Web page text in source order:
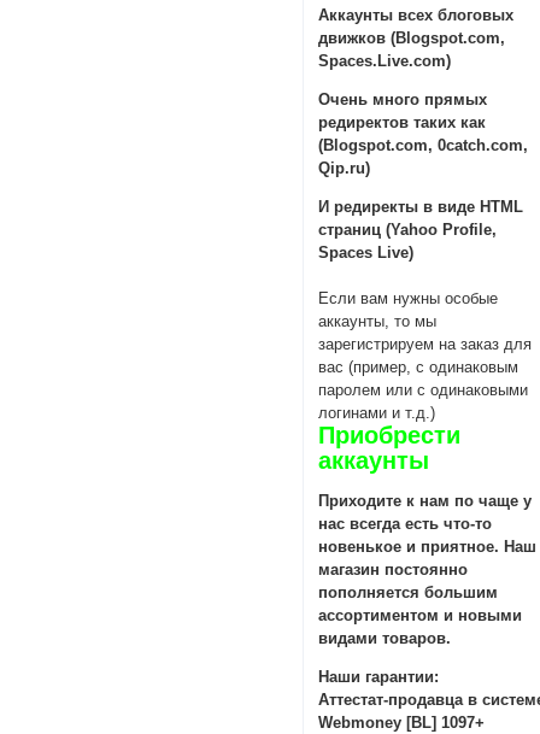
Аккаунты всех блоговых
движков (Blogspot.com,
Spaces.Live.com)
Очень много прямых
редиректов таких как
(Blogspot.com, 0catch.com,
Qip.ru)
И редиректы в виде HTML
страниц (Yahoo Profile,
Spaces Live)
Если вам нужны особые
аккаунты, то мы
зарегистрируем на заказ для
вас (пример, с одинаковым
паролем или с одинаковыми
логинами и т.д.)
Приобрести
аккаунты
Приходите к нам по чаще у
нас всегда есть что-то
новенькое и приятное. Наш
магазин постоянно
пополняется большим
ассортиментом и новыми
видами товаров.
Наши гарантии:
Аттестат-продавца в
Webmoney [BL] 1097+